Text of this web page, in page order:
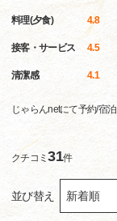
料理(夕食) 4.8
接客・サービス 4.5
清潔感 4.1
じゃらんnetにて予約/宿
クチコミ31件
並び替え